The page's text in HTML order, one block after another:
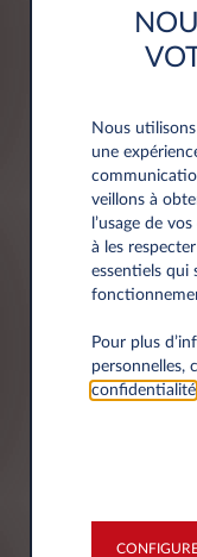
Adresse
Code postal*
Nous
une
veillons à
l’usage de
à les
essentiels qui
Pour plus
personnelles,
confidentialité.